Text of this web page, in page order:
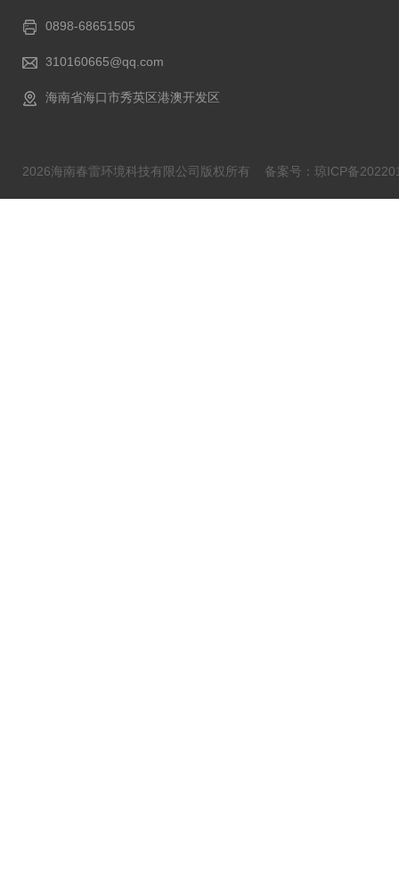
0898-68651505
310160665@qq.com
海南省海口市秀英区港澳开发区
2026海南春雷环境科技有限公司版权所有 备案号：琼ICP备